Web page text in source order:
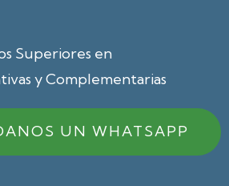
Superiores en
y Complementarias
UN WHATSAPP